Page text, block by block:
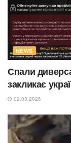
NEWS
Спали
закликає
02.03.2026